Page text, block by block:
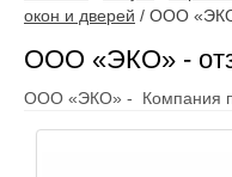
окон и дверей / ООО
ООО «ЭКО» -
ООО «ЭКО» - Компания по